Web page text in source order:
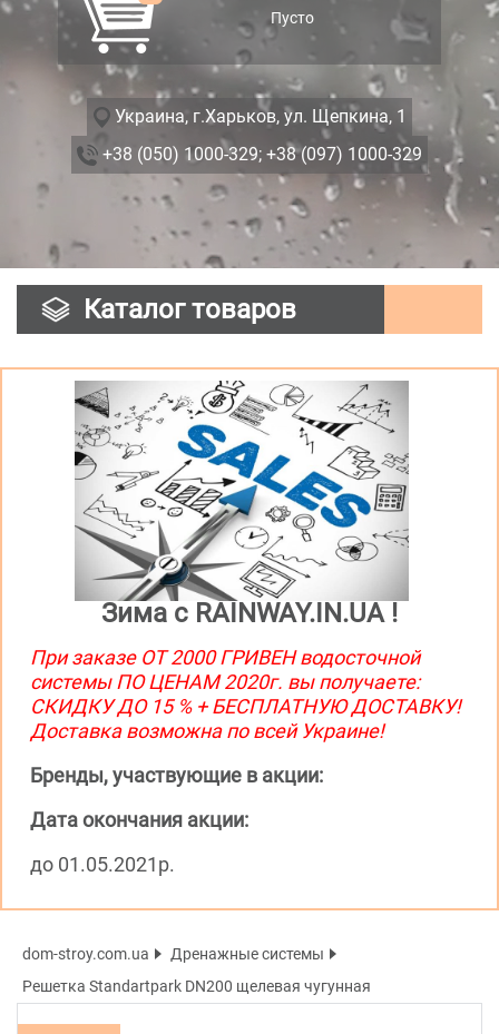
Пусто
Украина, г.Харьков, ул. Щепкина, 1
+38 (050) 1000-329; +38 (097) 1000-329
Каталог товаров
Зима с RAINWAY.IN.UA !
При заказе ОТ 2000 ГРИВЕН водосточной
системы ПО ЦЕНАМ 2020г. вы получаете:
СКИДКУ ДО 15 % + БЕСПЛАТНУЮ ДОСТАВКУ!
Доставка возможна по всей Украине!
Бренды, участвующие в акции:
Дата окончания акции:
до 01.05.2021р.
dom-stroy.com.ua
Дренажные системы
Решетка Standartpark DN200 щелевая чугунная